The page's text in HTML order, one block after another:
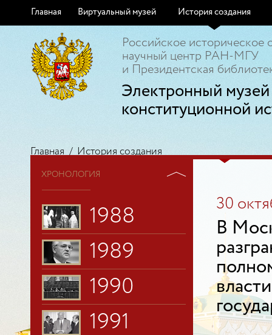
Главная Виртуальный музей История создания
Российское историческое
научный центр РАН-МГУ
и Президентская
Электронный музей
конституционной
Главная / История создания
ХРОНОЛОГИЯ
1988
1989
1990
1991
30
В